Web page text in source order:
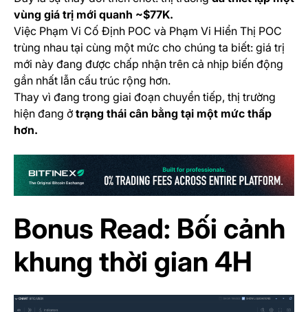
vùng giá trị mới quanh ~$77K.
Việc Phạm Vi Cố Định POC và Phạm Vi Hiển Thị POC
trùng nhau tại cùng một mức cho chúng ta biết: giá trị
mới này đang được chấp nhận trên cả nhịp biến động
gần nhất lẫn cấu trúc rộng hơn.
Thay vì đang trong giai đoạn chuyển tiếp, thị trường
hiện đang ở trạng thái cân bằng tại một mức thấp
hơn.
Bonus Read: Bối cảnh
khung thời gian 4H